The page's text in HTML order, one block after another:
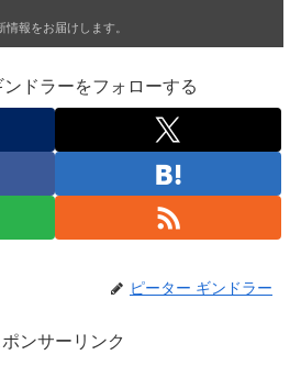
情報をお届けします。
ンドラーをフォローする
ピーター ギンドラー
ポンサーリンク